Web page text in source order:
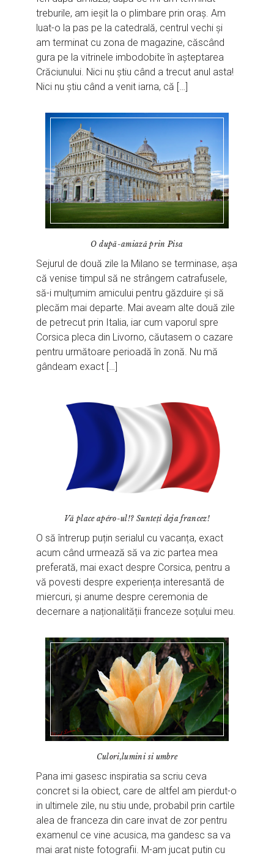
treburile, am ieșit la o plimbare prin oraș. Am
luat-o la pas pe la catedrală, centrul vechi și
am terminat cu zona de magazine, căscând
gura pe la vitrinele imbodobite în așteptarea
Crăciunului. Nici nu știu când a trecut anul asta!
Nici nu știu când a venit iarna, că […]
O după-amiază prin Pisa
Sejurul de două zile la Milano se terminase, așa
că venise timpul să ne strângem catrafusele,
să-i mulțumim amicului pentru găzduire și să
plecăm mai departe. Mai aveam alte două zile
de petrecut prin Italia, iar cum vaporul spre
Corsica pleca din Livorno, căutasem o cazare
pentru următoare perioadă în zonă. Nu mă
gândeam exact […]
Vă place apéro-ul!? Sunteți deja francez!
O să întrerup puțin serialul cu vacanța, exact
acum când urmează să va zic partea mea
preferată, mai exact despre Corsica, pentru a
vă povesti despre experiența interesantă de
miercuri, și anume despre ceremonia de
decernare a naționalității franceze soțului meu.
Culori,lumini si umbre
Pana imi gasesc inspiratia sa scriu ceva
concret si la obiect, care de altfel am pierdut-o
in ultimele zile, nu stiu unde, probabil prin cartile
alea de franceza din care invat de zor pentru
examenul ce vine acusica, ma gandesc sa va
mai arat niste fotografii. M-am jucat putin cu